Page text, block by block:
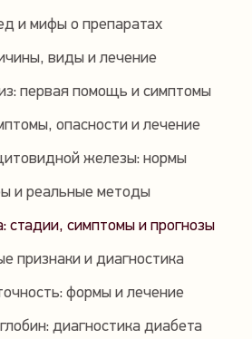
и мифы о препаратах
виды и лечение
первая помощь и симптомы
опасности и лечение
железы: нормы
и реальные методы
стадии, симптомы и прогнозы
признаки и диагностика
формы и лечение
диагностика диабета